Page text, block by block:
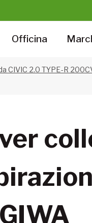
Officina
CIVIC 2.0 TYPE-R